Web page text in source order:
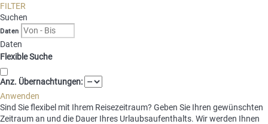
FILTER
Suchen
Daten
Daten
Flexible Suche
Anz. Übernachtungen:
Anwenden
Sind Sie flexibel mit Ihrem Reisezeitraum? Geben Sie Ihren gewünschten
Zeitraum an und die Dauer Ihres Urlaubsaufenthalts. Wir werden Ihnen